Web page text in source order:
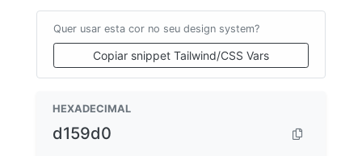
Quer usar esta cor no seu design system?
Copiar snippet Tailwind/CSS Vars
HEXADECIMAL
d159d0